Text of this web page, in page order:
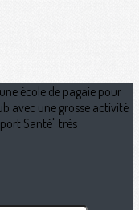
école de pagaie pour
avec une grosse activité
Santé" très